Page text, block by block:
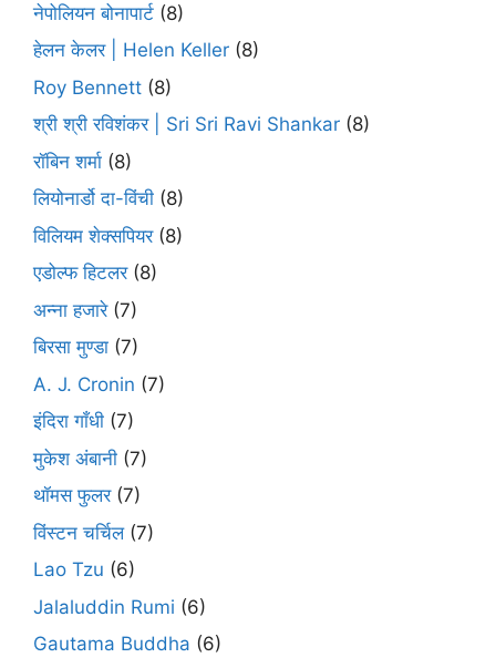
नेपोलियन बोनापार्ट (8)
हेलन केलर | Helen Keller (8)
Roy Bennett (8)
श्री श्री रविशंकर | Sri Sri Ravi Shankar (8)
रॉबिन शर्मा (8)
लियोनार्डो दा-विंची (8)
विलियम शेक्सपियर(8)
एडोल्फ हिटलर(8)
अन्ना हजारे(7)
बिरसा मुण्डा (7)
A. J. Cronin (7)
इंदिरा गाँधी (7)
मुकेश अंबानी (7)
थॉमस फुलर(7)
विंस्टन चर्चिल(7)
Lao Tzu (6)
Jalaluddin Rumi (6)
Gautama Buddha (6)